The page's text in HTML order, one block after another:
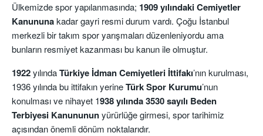
Ülkemizde spor yapılanmasında; 1909 yılındaki Cemiyetler
Kanununakadar gayri resmi durum vardı. Çoğu İstanbul
merkezli bir takım spor yarışmaları düzenleniyordu ama
bunların resmiyet kazanması bu kanun ile olmuştur.
1922yılındaTürkiye İdman Cemiyetleri İttifakı’nın kurulması,
1936 yılında bu ittifakın yerineTürk Spor Kurumu’nun
konulması ve nihayet 1938 yılında 3530 sayılı Beden
Terbiyesi Kanunununyürürlüğe girmesi, spor tarihimiz
açısından önemli dönüm noktalarıdır.